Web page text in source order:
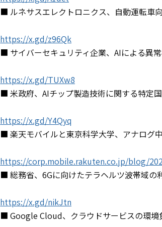
■ ルネサスエレクトロニクス、自動運転車
https://x.gd/z96Qk
■ サイバーセキュリティ企業、AIによる異
https://x.gd/TUXw8
■ 米政府、AIチップ製造技術に関する特定
https://x.gd/Y4Qyq
■ 楽天モバイルと東京科学大学、アナログ
https://corp.mobile.rakuten.co.jp/blog/
■ 総務省、6Gに向けたテラヘルツ波帯域の
https://x.gd/nikJtn
■ Google Cloud、クラウドサービスの環境